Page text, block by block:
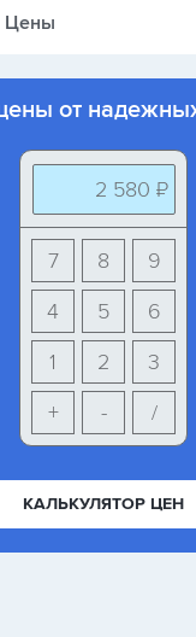
Цены
от
2 580 ₽
9
8
7
6
5
4
3
2
1
+
- /
КАЛЬКУЛЯТОР ЦЕН